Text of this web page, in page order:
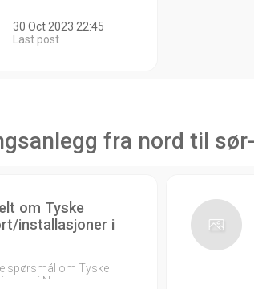
30 Oct 2023 22:45
Last post
fra nord til
om Tyske
installasjoner i
spørsmål om Tyske
i Norge som…